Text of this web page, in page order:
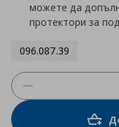
можете да
протектори за
096.087.39